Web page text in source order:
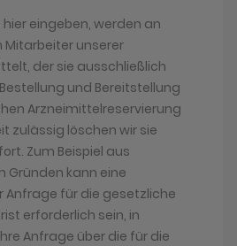
hier eingeben, werden an
unserer
der sie ausschließlich
und Bereitstellung
Arzneimittelreservierung
zulässig löschen wir sie
Zum Beispiel aus
Gründen kann eine
Anfrage für die gesetzliche
erforderlich sein, in
Anfrage über die für die